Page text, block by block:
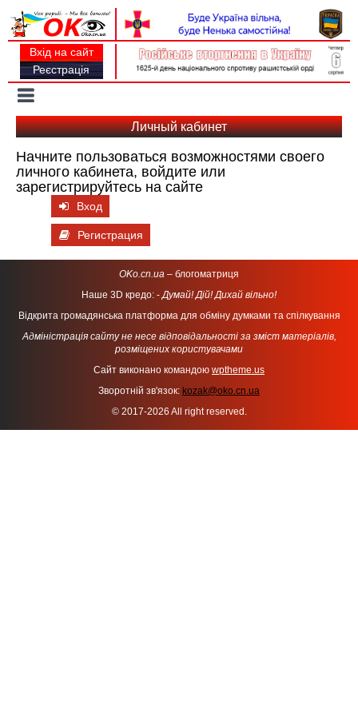
Вхід на сайт
Реєстрація
navigation
Личный кабинет
Начните пользоваться возможностями своего
личного кабинета, войдите или
зарегистрируйтесь на сайте
Вход
Регистрация
OKo.cn.ua – блогоматриця
Наше 3D кредо: -Думай! Дій! Дихай вільно!
Відкрита громадянська платформа для обміну думками та спілкування
Адміністрація сайту не несе відповідальності за зміст матеріалів,
розміщених користувачами
Сайт виконано командою wptheme.us
Зворотній зв'язок: kozak@oko.cn.ua
© 2017-2026 All right reserved.